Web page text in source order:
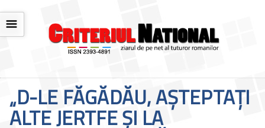
☰
„D-LE FĂGĂDĂU, AŞTEPTAŢI
ALTE JERTFE ŞI LA